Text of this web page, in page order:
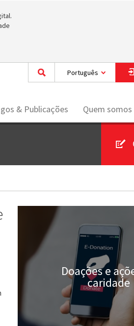
Português
& Publicações Quem somos
Doações e
caridade